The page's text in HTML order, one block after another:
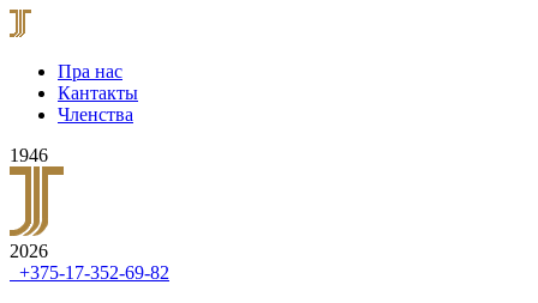
Пра нас
Кантакты
Членства
1946
2026
+375-17-352-69-82